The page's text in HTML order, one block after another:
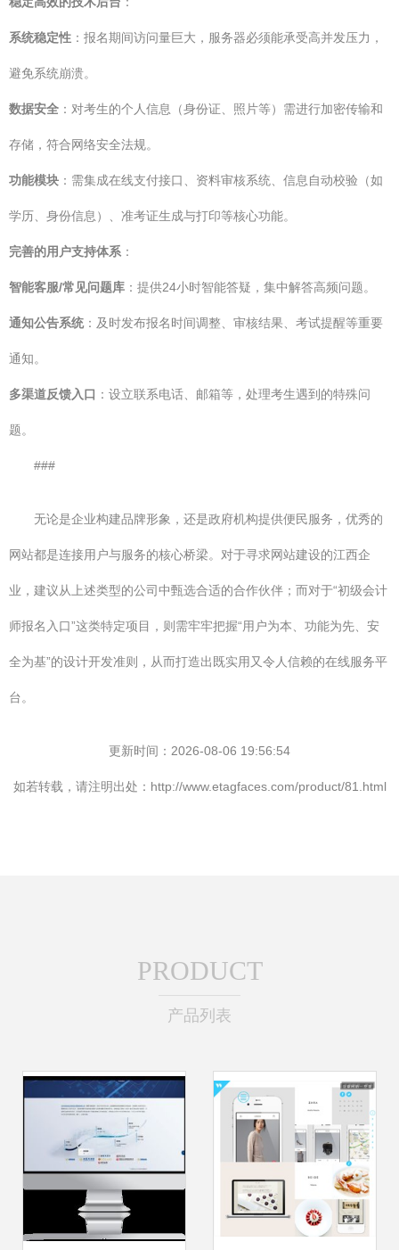
系统稳定性 ：报名期间访问量巨大，服务器必须能承受高并发压力，
避免系统崩溃。
数据安全 ：对考生的个人信息（身份证、照片等）需进行加密传输和
存储，符合网络安全法规。
功能模块 ：需集成在线支付接口、资料审核系统、信息自动校验（如
学历、身份信息）、准考证生成与打印等核心功能。
完善的用户支持体系 ：
智能客服/常见问题库 ：提供24小时智能答疑，集中解答高频问题。
通知公告系统：及时发布报名时间调整、审核结果、考试提醒等重要
通知。
多渠道反馈入口 ：设立联系电话、邮箱等，处理考生遇到的特殊问
题。
###
无论是企业构建品牌形象，还是政府机构提供便民服务，优秀的
网站都是连接用户与服务的核心桥梁。对于寻求网站建设的江西企
业，建议从上述类型的公司中甄选合适的合作伙伴；而对于“初级会计
师报名入口”这类特定项目，则需牢牢把握“用户为本、功能为先、安
全为基”的设计开发准则，从而打造出既实用又令人信赖的在线服务平
台。
更新时间：2026-08-06 19:56:54
如若转载，请注明出处：http://www.etagfaces.com/product/81.html
PRODUCT
产品列表